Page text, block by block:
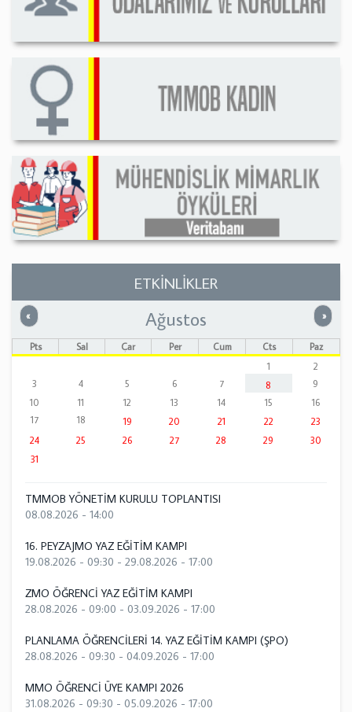
ETKİNLİKLER
« Önceki »
Ağustos
Pts Sal Çar Per Cum Cts
Paz
1
2
3
4 5 6 7 8
9
10
11 12 13 14 15
16
17
18 19 20 21 22
23
24
25 26 27 28 29
30
31
TMMOB YÖNETİM KURULU TOPLANTISI
08.08.2026 - 14:00
16. PEYZAJMO YAZ EĞİTİM KAMPI
19.08.2026 - 09:30 - 29.08.2026 - 17:00
ZMO ÖĞRENCİ YAZ EĞİTİM KAMPI
28.08.2026 - 09:00 - 03.09.2026 - 17:00
PLANLAMA ÖĞRENCİLERİ 14. YAZ EĞİTİM KAMPI (ŞPO)
28.08.2026 - 09:30 - 04.09.2026 - 17:00
MMO ÖĞRENCİ ÜYE KAMPI 2026
31.08.2026 - 09:30 - 05.09.2026 - 17:00